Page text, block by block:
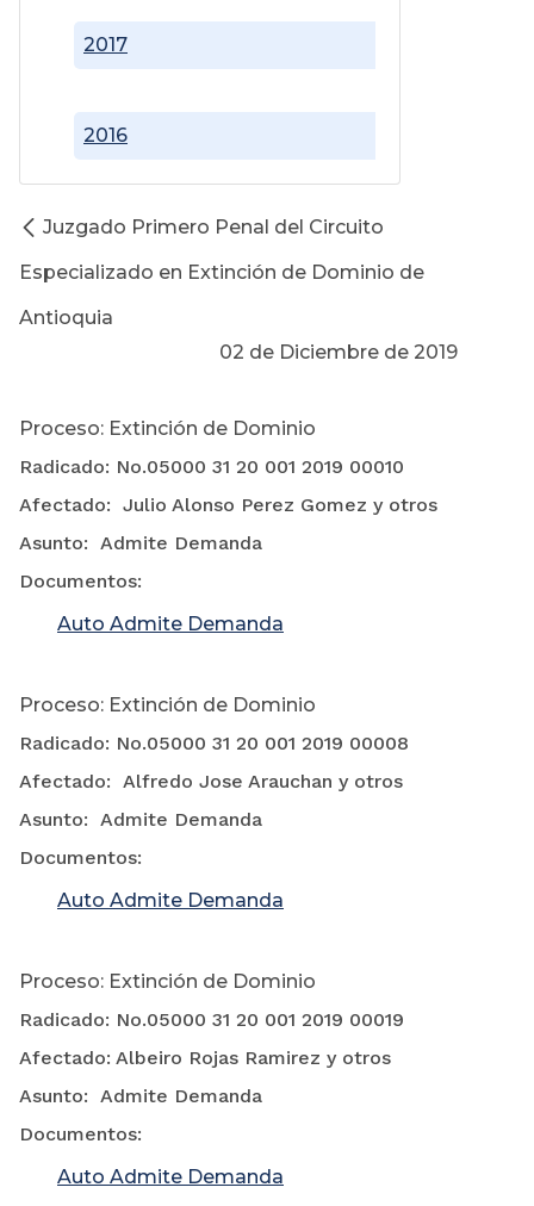
2016
2017
Juzgado Primero Penal del Circuito
Especializado en Extinción de Dominio de
Antioquia
02 de Diciembre de 2019
Proceso: Extinción de Dominio
Radicado: No.05000 31 20 001 2019 00010
Afectado: Julio Alonso Perez Gomez y otros
Asunto: Admite Demanda
Documentos:
Auto Admite Demanda
Proceso: Extinción de Dominio
Radicado: No.05000 31 20 001 2019 00008
Afectado: Alfredo Jose Arauchan y otros
Asunto: Admite Demanda
Documentos:
Auto Admite Demanda
Proceso: Extinción de Dominio
Radicado: No.05000 31 20 001 2019 00019
Afectado: Albeiro Rojas Ramirez y otros
Asunto: Admite Demanda
Documentos:
Auto Admite Demanda